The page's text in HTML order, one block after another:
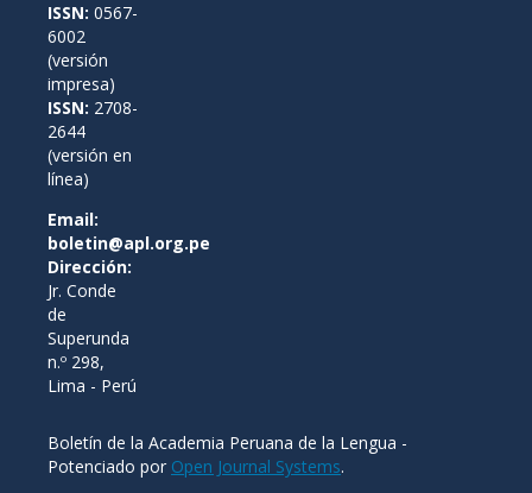
ISSN: 0567-
6002
(versión
impresa)
ISSN: 2708-
2644
(versión en
línea)
Email:
boletin@apl.org.pe
Dirección:
Jr. Conde
de
Superunda
n.º 298,
Lima - Perú
Boletín de la Academia Peruana de la Lengua -
Potenciado por Open Journal Systems.